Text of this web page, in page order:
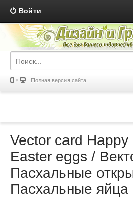
Войти
Полная версия сайта
Vector card Happy
Easter eggs /
Пасхальные
Пасхальные яйца